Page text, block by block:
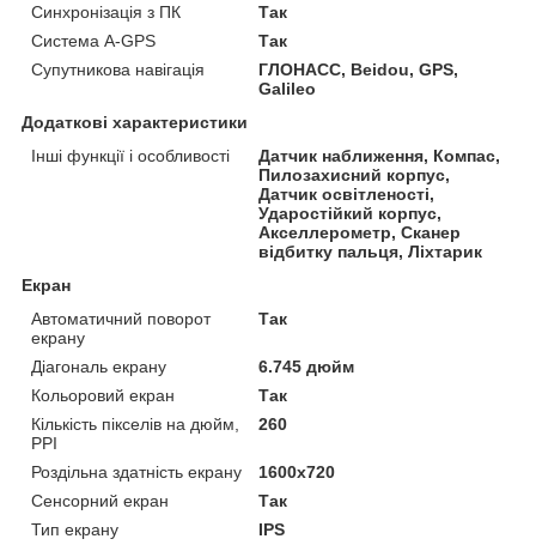
Синхронізація з ПК
Так
Система A-GPS
Так
Супутникова навігація
ГЛОНАСС, Beidou, GPS,
Galileo
Додаткові характеристики
Інші функції і особливості
Датчик наближення, Компас,
Пилозахисний корпус,
Датчик освітленості,
Ударостійкий корпус,
Акселлерометр, Сканер
відбитку пальця, Ліхтарик
Екран
Автоматичний поворот
екрану
Так
Діагональ екрану
6.745 дюйм
Кольоровий екран
Так
Кількість пікселів на дюйм,
PPI
260
Роздільна здатність екрану
1600x720
Сенсорний екран
Так
Тип екрану
IPS